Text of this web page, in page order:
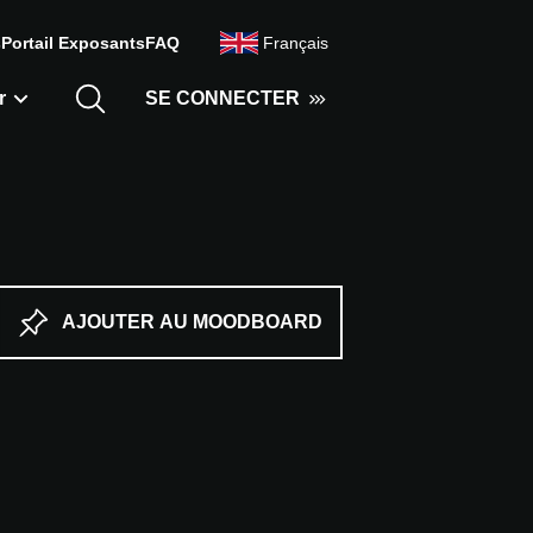
SE CONNECTER
Portail ExposantsFAQ Français
AJOUTER AU MOODBOARD